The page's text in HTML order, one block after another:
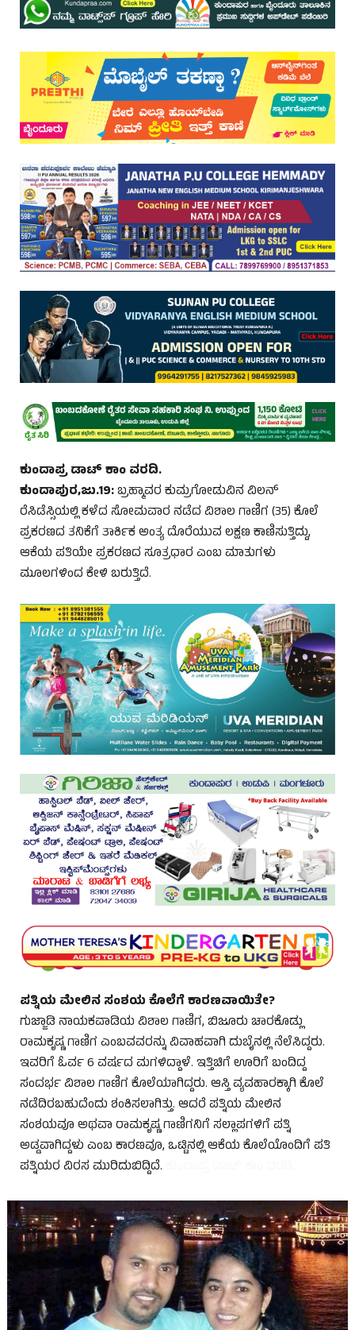
ಕುಂದಾಪ್ರ ಡಾಟ್ ಕಾಂ ವರದಿ.
ಕುಂದಾಪುರ,ಜು.19:ಬ್ರಹ್ಮಾವರ ಕುಮ್ರಗೋಡುವಿನ ವಿಲನ್
ರೆಸಿಡೆಸ್ಸಿಯಲ್ಲಿ ಕಳೆದ ಸೋಮವಾರ ನಡೆದ ವಿಶಾಲ ಗಾಣಿಗ (35) ಕೊಲೆ
ಪ್ರಕರಣದ ತನಿಕೆಗೆ ತಾರ್ಕಿಕ ಅಂತ್ಯ ದೊರೆಯುವ ಲಕ್ಷಣ ಕಾಣಿಸುತ್ತಿದ್ದು,
ಆಕೆಯ ಪತಿಯೇ ಪ್ರಕರಣದ ಸೂತ್ರಧಾರ ಎಂಬ ಮಾತುಗಳು
ಮೂಲಗಳಿಂದ ಕೇಳಿ ಬರುತ್ತಿದೆ.
ಪತ್ನಿಯ ಮೇಲಿನ ಸಂಶಯ ಕೊಲೆಗೆ ಕಾರಣವಾಯಿತೇ?
ಗುಜ್ಜಾಡಿ ನಾಯಕವಾಡಿಯ ವಿಶಾಲ ಗಾಣಿಗ, ಬಿಜೂರು ಚಾರಕೊಡ್ಲು
ರಾಮಕೃಷ್ಣ ಗಾಣಿಗ ಎಂಬವವರನ್ನು ವಿವಾಹವಾಗಿ ದುಬೈನಲ್ಲಿ ನೆಲೆಸಿದ್ದರು.
ಇವರಿಗೆ ಓರ್ವ 6 ವರ್ಷದ ಮಗಳಿದ್ದಾಳೆ. ಇತ್ತಿಚಿಗೆ ಊರಿಗೆ ಬಂದಿದ್ದ
ಸಂದರ್ಭ ವಿಶಾಲ ಗಾಣಿಗ ಕೊಲೆಯಾಗಿದ್ದರು. ಆಸ್ತಿ ವ್ಯವಹಾರಕ್ಕಾಗಿ ಕೊಲೆ
ನಡೆದಿರಬಹುದೆಂದು ಶಂಕಿಸಲಾಗಿತ್ತು. ಆದರೆ ಪತ್ನಿಯ ಮೇಲಿನ
ಸಂಶಯವೂ ಅಥವಾ ರಾಮಕೃಷ್ಣ ಗಾಣಿಗನಿಗೆ ಸಲ್ಲಾಪಗಳಿಗೆ ಪತ್ನಿ
ಅಡ್ಡವಾಗಿದ್ದಳು ಎಂಬ ಕಾರಣವೂ, ಒಟ್ಟಿನಲ್ಲಿ ಆಕೆಯ ಕೊಲೆಯೊಂದಿಗೆ ಪತಿ
ಪತ್ನಿಯರ ವಿರಸ ಮುರಿದುಬಿದ್ದಿದೆ.